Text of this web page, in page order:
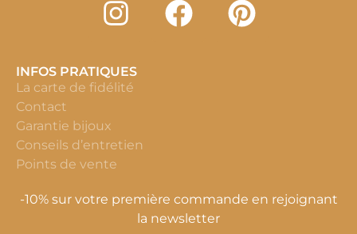
INFOS PRATIQUES
La carte de fidélité
Contact
Garantie bijoux
Conseils d’entretien
Points de vente
-10% sur votre première commande en rejoignant
la newsletter